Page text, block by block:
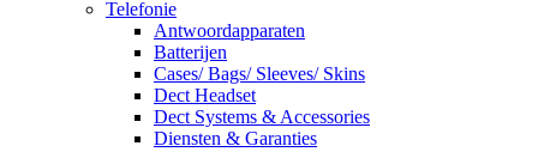
Telefonie
Antwoordapparaten
Batterijen
Cases/ Bags/ Sleeves/ Skins
Dect Headset
Dect Systems & Accessories
Diensten & Garanties